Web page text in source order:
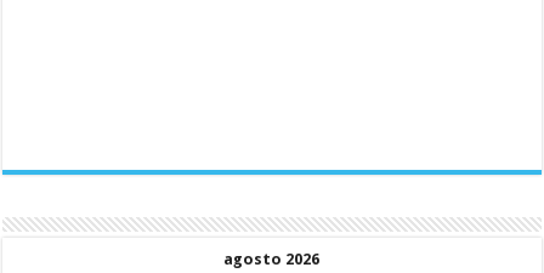
agosto 2026